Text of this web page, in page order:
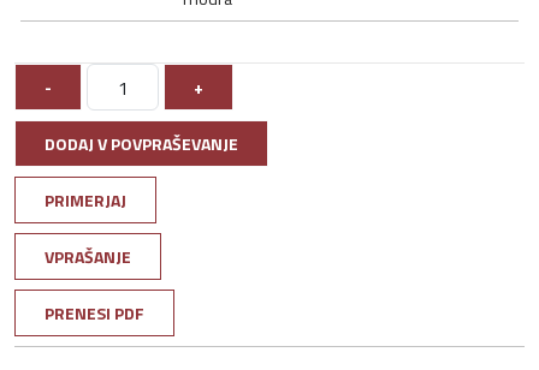
- +
DODAJ V POVPRAŠEVANJE
PRIMERJAJ
VPRAŠANJE
PRENESI PDF